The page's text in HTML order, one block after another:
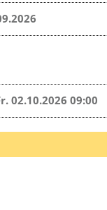
02.10.2026 09:00